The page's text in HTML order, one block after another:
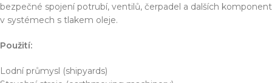
bezpečné spojení potrubí, ventilů, čerpadel a dalších komponent
v systémech s tlakem oleje.
Použití:
Lodní průmysl (shipyards)